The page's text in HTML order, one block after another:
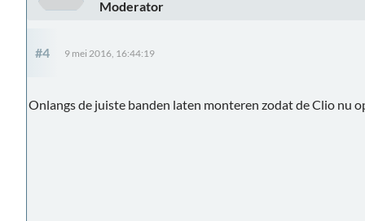
Moderator
#4 9 mei 2016, 16:44:19
Onlangs de juiste banden laten monteren zodat de Clio nu